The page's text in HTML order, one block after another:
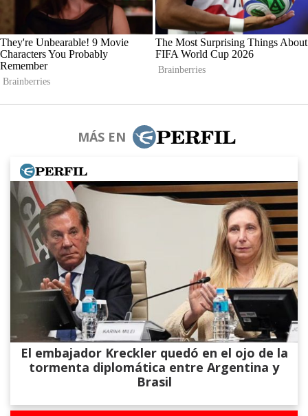
MÁS EN
El embajador Kreckler quedó en el ojo de la
tormenta diplomática entre Argentina y
Brasil